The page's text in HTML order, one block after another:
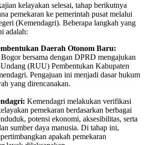
kelayakan selesai, tahap berikutnya
pemekaran ke pemerintah pusat melalui
(Kemendagri). Beberapa langkah yang
adalah:
Daerah Otonom Baru:
bersama dengan DPRD mengajukan
(RUU) Pembentukan Kabupaten
Pengajuan ini menjadi dasar hukum
yang direncanakan.
Kemendagri melakukan verifikasi
pemekaran berdasarkan berbagai
potensi ekonomi, aksesibilitas, serta
sumber daya manusia. Di tahap ini,
apakah pemekaran